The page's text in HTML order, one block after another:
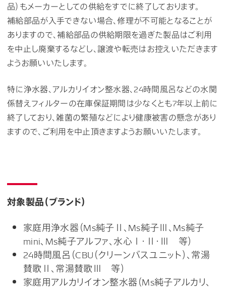
品）もメーカーとしての供給をすでに終了しております。
補給部品が入手できない場合、修理が不可能となることが
ありますので、補給部品の供給期限を過ぎた製品はご利用
を中止し廃棄するなどし、譲渡や転売はお控えいただきます
ようお願いいたします。
特に浄水器、アルカリイオン整水器、24時間風呂などの水関
係替えフィルターの在庫保証期間は少なくとも7年以上前に
終了しており、雑菌の繁殖などにより健康被害の懸念があり
ますので、ご利用を中止頂きますようお願いいたします。
対象製品（ブランド）
家庭用浄水器（Ms純子Ⅱ、Ms純子Ⅲ、Ms純子
mini、Ms純子アルファ、水心Ⅰ・Ⅱ・Ⅲ 等）
24時間風呂（CBU（クリーンバスユニット）、常湯
賛歌Ⅱ、常湯賛歌Ⅲ 等）
家庭用アルカリイオン整水器（Ms純子アルカリ、